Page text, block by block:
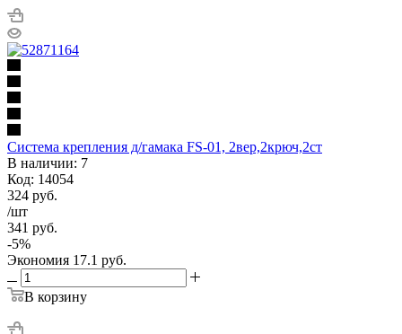
Система крепления д/гамака FS-01, 2вер,2крюч,2ст
В наличии: 7
Код: 14054
324 руб.
/шт
341 руб.
-5%
Экономия 17.1 руб.
В корзину